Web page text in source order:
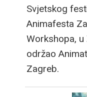
Svjetskog
Animafesta
Workshopa,
održao
Zagreb.